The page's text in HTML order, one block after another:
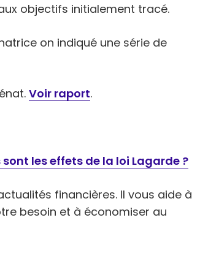
objectifs initialement tracé.
on indiqué une série de
Voir raport.
les effets de la loi Lagarde ?
financières. Il vous aide à
besoin et à économiser au